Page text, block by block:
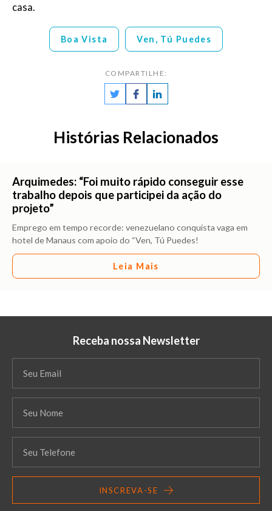
casa.
Boa Vista Ven, Tú Puedes
COMPARTILHE:
Histórias Relacionados
Arquimedes: “Foi muito rápido conseguir esse
trabalho depois que participei da ação do
projeto”
Emprego em tempo recorde: venezuelano conquista vaga em
hotel de Manaus com apoio do “Ven, Tú Puedes!
Leia Mais
Receba nossa Newsletter
INSCREVA-SE